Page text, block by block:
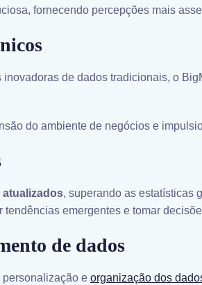
fornecendo percepções mais
de dados tradicionais, o
do ambiente de negócios e
, superando as estatísticas
emergentes e tomar
de dados
e organização dos